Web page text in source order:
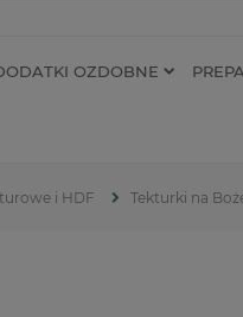
OZDOBNE
i HDF Tekturki na